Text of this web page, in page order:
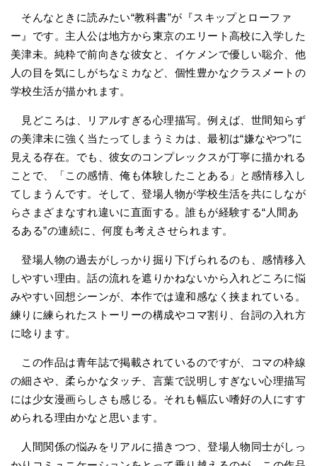
そんなときに読みたい“教科書”が『スキップとローファ
ー』です。主人公は地方から東京のエリート高校に入学した
美津未。純粋で前向きな彼女と、イケメンで優しい聡介、他
人の目を気にしがちなミカなど、個性豊かなクラスメートの
学校生活が描かれます。
見どころは、リアルすぎる心理描写。例えば、世間知らず
の美津未に強く当たってしまうミカは、最初は“嫌なやつ”に
見える存在。でも、彼女のコンプレックスが丁寧に描かれる
ことで、「この感情、俺も体験したことある」と感情移入し
てしまうんです。そして、登場人物が学校生活を共にしなが
らさまざまなすれ違いに直面する。誰もが経験する“人間あ
るある”の連続に、何度も考えさせられます。
登場人物の過去がしっかり掘り下げられるのも、感情移入
しやすい理由。話の流れを遮りかねないから入れどころに悩
みやすい回想シーンが、本作では違和感なく挟まれている。
練りに練られたストーリーの構成やコマ割り、台詞の入れ方
に唸ります。
この作品は青年誌で掲載されているのですが、コマの枠線
の細さや、柔らかなタッチ、言葉で説明しすぎない心理描写
には少女漫画らしさも感じる。それも幅広い嗜好の人にすす
められる理由かなと思います。
人間関係の悩みをリアルに描きつつ、登場人物同士がしっ